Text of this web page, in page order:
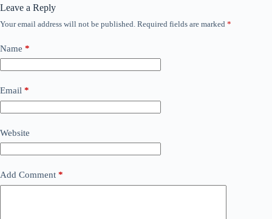
Leave a Reply
Your email address will not be published. Required fields are marked *
Name *
Email *
Website
Add Comment *